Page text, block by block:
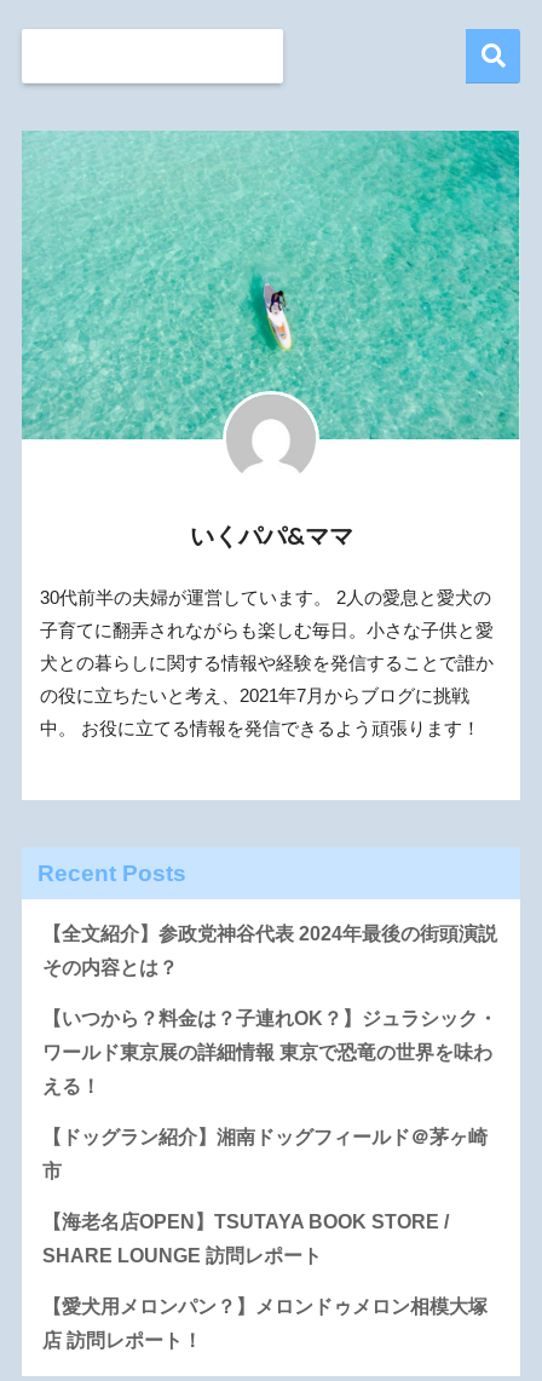
いくパパ&ママ
30代前半の夫婦が運営しています。 2人の愛息と愛犬の
子育てに翻弄されながらも楽しむ毎日。小さな子供と愛
犬との暮らしに関する情報や経験を発信することで誰か
の役に立ちたいと考え、2021年7月からブログに挑戦
中。 お役に立てる情報を発信できるよう頑張ります！
Recent Posts
【全文紹介】参政党神谷代表 2024年最後の街頭演説
その内容とは？
【いつから？料金は？子連れOK？】ジュラシック・
ワールド東京展の詳細情報 東京で恐竜の世界を味わ
える！
【ドッグラン紹介】湘南ドッグフィールド＠茅ヶ崎
市
【海老名店OPEN】TSUTAYA BOOK STORE /
SHARE LOUNGE 訪問レポート
【愛犬用メロンパン？】メロンドゥメロン相模大塚
店 訪問レポート！